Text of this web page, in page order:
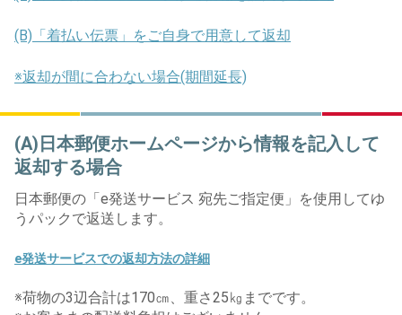
(B)「着払い伝票」をご自身で用意して返却
※返却が間に合わない場合(期間延長)
(A)日本郵便ホームページから情報を記入して
返却する場合
日本郵便の「e発送サービス 宛先ご指定便」を使用してゆ
うパックで返送します。​
e発送サービスでの返却方法の詳細
​※荷物の3辺合計は170㎝、重さ25㎏までです。